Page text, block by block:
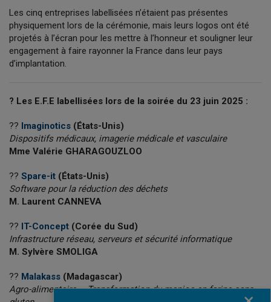
Les cinq entreprises labellisées n’étaient pas présentes
physiquement lors de la cérémonie, mais leurs logos ont été
projetés à l’écran pour les mettre à l’honneur et souligner leur
engagement à faire rayonner la France dans leur pays
d’implantation.
? Les E.F.E labellisées lors de la soirée du 23 juin 2025 :
?? Imaginotics (États-Unis)
Dispositifs médicaux, imagerie médicale et vasculaire
Mme Valérie GHARAGOUZLOO
?? Spare-it (États-Unis)
Software pour la réduction des déchets
M. Laurent CANNEVA
?? IT-Concept (Corée du Sud)
Infrastructure réseau, serveurs et sécurité informatique
M. Sylvère SMOLIGA
?? Malakass (Madagascar)
Agro-alimentaire – Transformation du manioc en farine sans